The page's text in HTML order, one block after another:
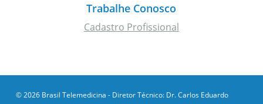
Trabalhe Conosco
Cadastro Profissional
© 2026 Brasil Telemedicina - Diretor Técnico: Dr. Carlos Eduardo